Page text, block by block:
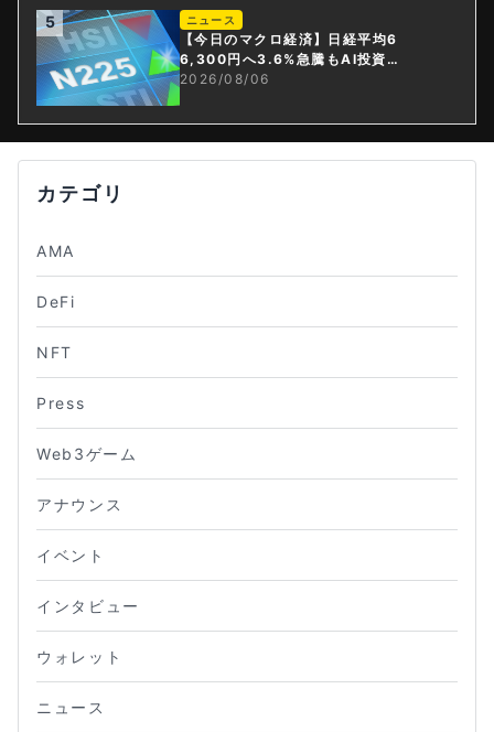
5 ニュース
【今日のマクロ経済】日経平均6
6,300円へ3.6%急騰もAI投資回
収懸念が再燃
2026/08/06
カテゴリ
AMA
DeFi
NFT
Press
Web3ゲーム
アナウンス
イベント
インタビュー
ウォレット
ニュース